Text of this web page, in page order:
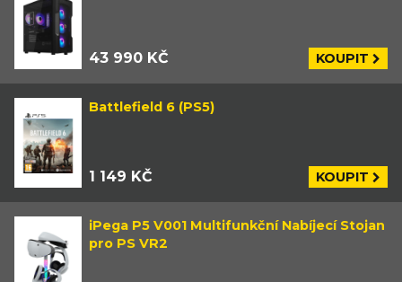
43 990 KČ KOUPIT
Battlefield 6 (PS5)
1 149 KČ KOUPIT
iPega P5 V001 Multifunkční Nabíjecí Stojan
pro PS VR2